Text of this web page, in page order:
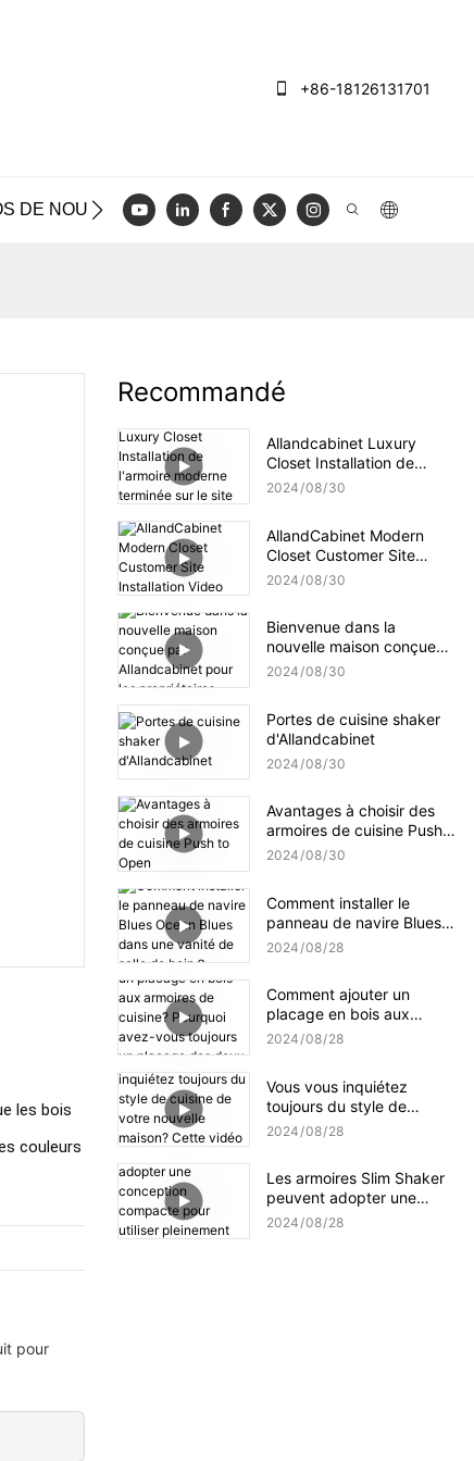
+86-18126131701
DE NOUS CAS BLOG VIDÉO NOUS
les bois
couleurs
pour
Recommandé
Allandcabinet Luxury
Closet Installation de
l'armoire moderne
2024 08 30
AllandCabinet Modern
Closet Customer Site
Installation Video
2024 08 30
Bienvenue dans la
nouvelle maison conçue
par Allandcabinet pour les
2024 08 30
Portes de cuisine shaker
d'Allandcabinet
2024 08 30
Avantages à choisir des
armoires de cuisine Push
to Open
2024 08 30
Comment installer le
panneau de navire Blues
Ocean Blues dans une
2024 08 28
Comment ajouter un
placage en bois aux
armoires de cuisine?
deux côtés d'un substrat?
2024 08 28
Vous vous inquiétez
toujours du style de
cuisine de votre nouvelle
2024 08 28
Les armoires Slim Shaker
peuvent adopter une
conception compacte
2024 08 28